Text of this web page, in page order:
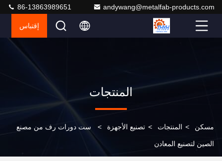
andywang@metalfab-products.com
86-13863989651
إقتباس
المنتجات
مسكن > المنتجات > تصنيع الأجهزة > ست دورات رف من مصنع
الصين لتصنيع المعادن